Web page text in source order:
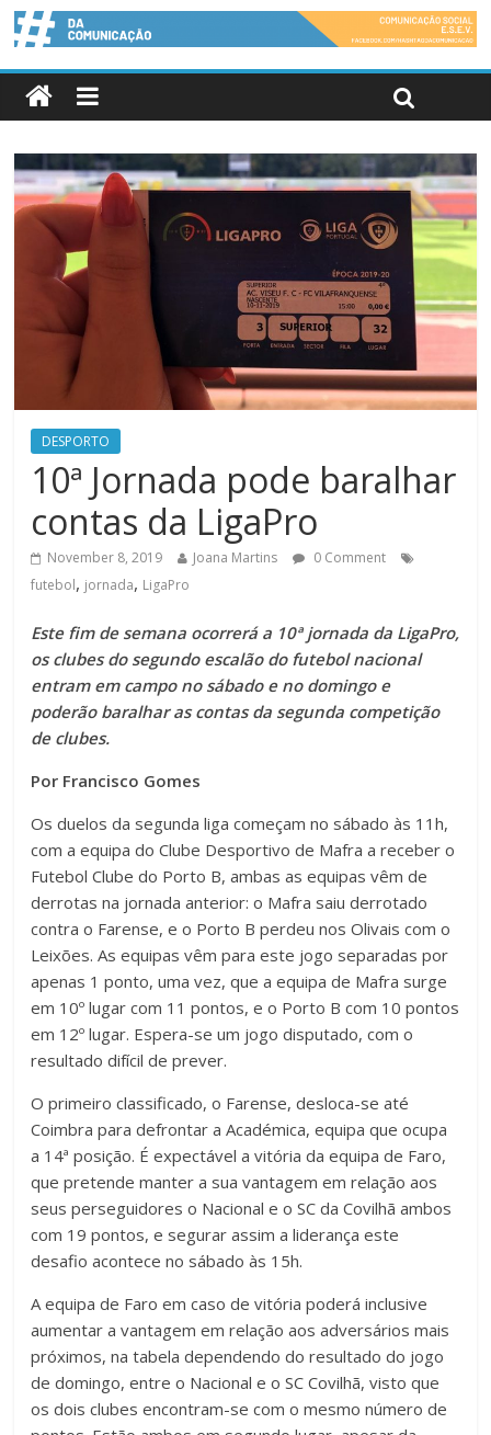
DESPORTO
10ª Jornada pode baralhar
contas da LigaPro
November 8, 2019 Joana Martins
0 Comment
futebol, jornada, LigaPro
Este fim de semana ocorrerá a 10ª jornada da LigaPro,
os clubes do segundo escalão do futebol nacional
entram em campo no sábado e no domingo e
poderão baralhar as contas da segunda competição
de clubes.
Por Francisco Gomes
Os duelos da segunda liga começam no sábado às 11h,
com a equipa do Clube Desportivo de Mafra a receber o
Futebol Clube do Porto B, ambas as equipas vêm de
derrotas na jornada anterior: o Mafra saiu derrotado
contra o Farense, e o Porto B perdeu nos Olivais com o
Leixões. As equipas vêm para este jogo separadas por
apenas 1 ponto, uma vez, que a equipa de Mafra surge
em 10º lugar com 11 pontos, e o Porto B com 10 pontos
em 12º lugar. Espera-se um jogo disputado, com o
resultado difícil de prever.
O primeiro classificado, o Farense, desloca-se até
Coimbra para defrontar a Académica, equipa que ocupa
a 14ª posição. É expectável a vitória da equipa de Faro,
que pretende manter a sua vantagem em relação aos
seus perseguidores o Nacional e o SC da Covilhã ambos
com 19 pontos, e segurar assim a liderança este
desafio acontece no sábado às 15h.
A equipa de Faro em caso de vitória poderá inclusive
aumentar a vantagem em relação aos adversários mais
próximos, na tabela dependendo do resultado do jogo
de domingo, entre o Nacional e o SC Covilhã, visto que
os dois clubes encontram-se com o mesmo número de